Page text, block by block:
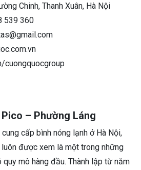
Chinh, Thanh Xuân, Hà Nội
539 360
cuongquocgroup
– Phường Láng
cấp bình nóng lạnh ở Hà Nội,
được xem là một trong những
mô hàng đầu. Thành lập từ năm